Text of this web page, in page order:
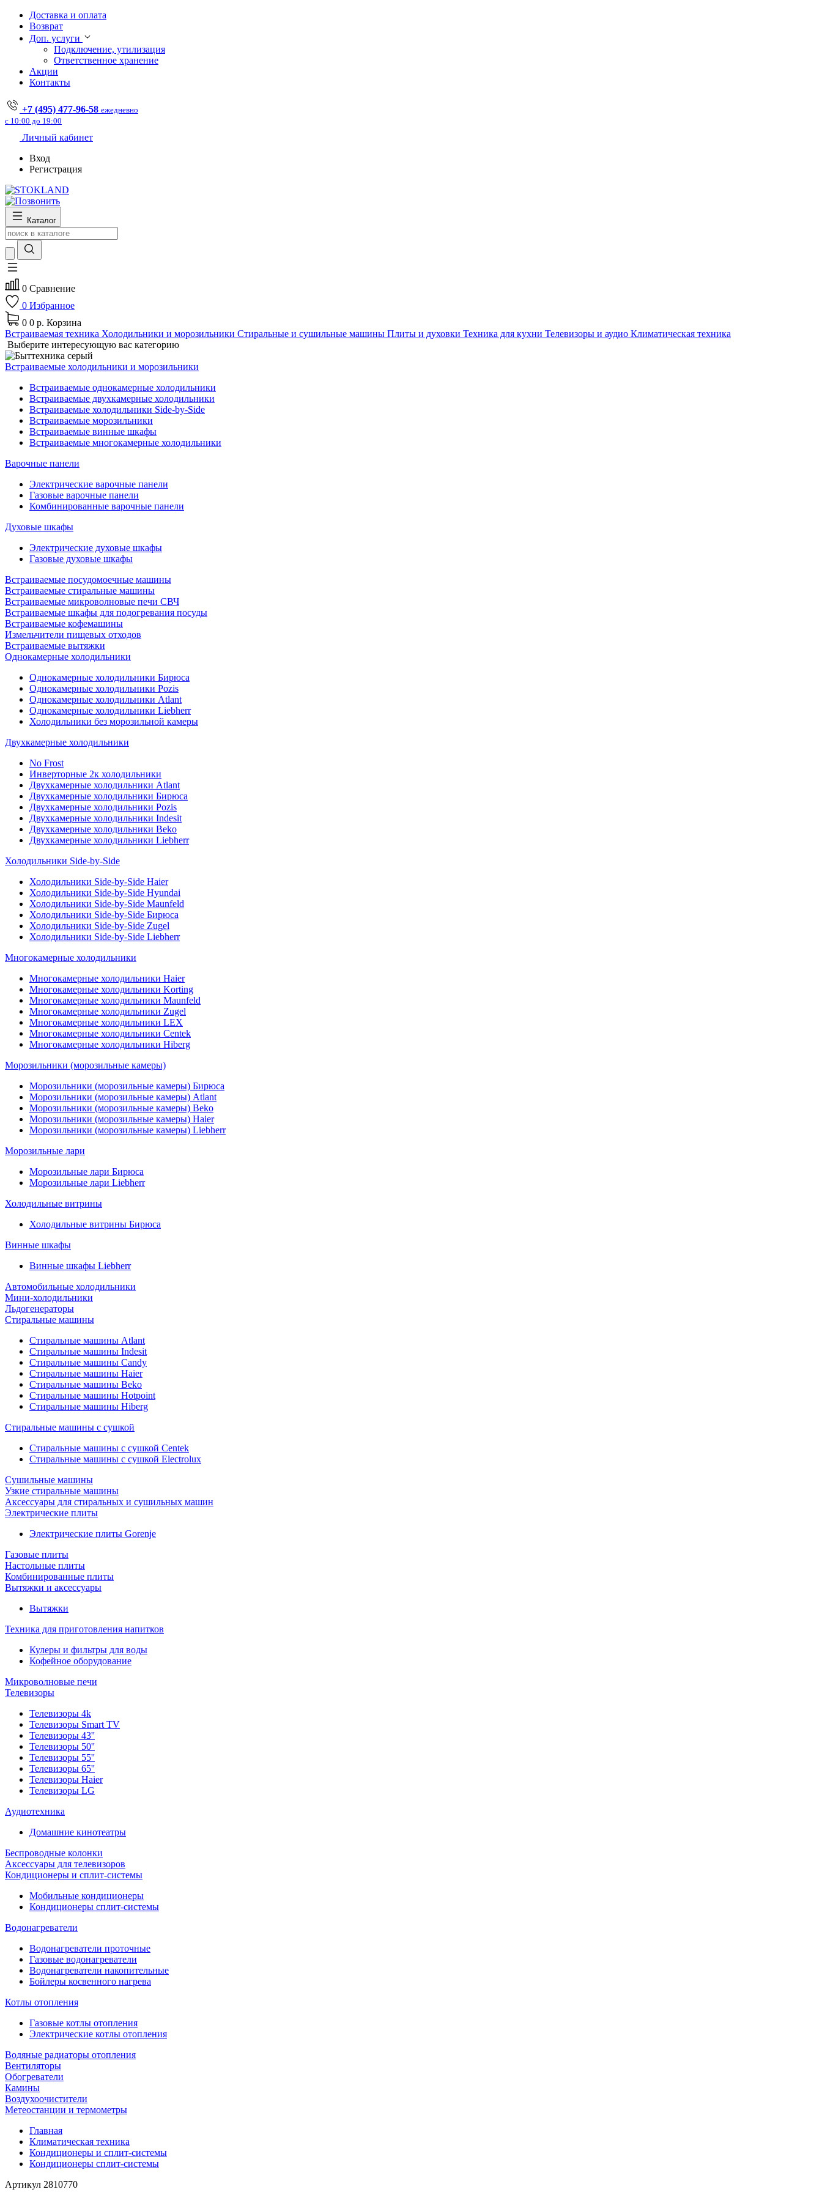
Доставка и оплата
Возврат
Доп. услуги
Подключение, утилизация
Ответственное хранение
Акции
Контакты
+7 (495) 477-96-58 ежедневно
с 10:00 до 19:00
Личный кабинет
Вход
Регистрация
Каталог
0 Сравнение
0 Избранное
0 0 р. Корзина
Встраиваемая техника Холодильники и морозильники Стиральные и сушильные машины Плиты и духовки Техника для кухни Телевизоры и аудио Климатическая техника
Выберите интересующую вас категорию
Встраиваемые холодильники и морозильники
Встраиваемые однокамерные холодильники
Встраиваемые двухкамерные холодильники
Встраиваемые холодильники Side-by-Side
Встраиваемые морозильники
Встраиваемые винные шкафы
Встраиваемые многокамерные холодильники
Варочные панели
Электрические варочные панели
Газовые варочные панели
Комбинированные варочные панели
Духовые шкафы
Электрические духовые шкафы
Газовые духовые шкафы
Встраиваемые посудомоечные машины
Встраиваемые стиральные машины
Встраиваемые микроволновые печи СВЧ
Встраиваемые шкафы для подогревания посуды
Встраиваемые кофемашины
Измельчители пищевых отходов
Встраиваемые вытяжки
Однокамерные холодильники
Однокамерные холодильники Бирюса
Однокамерные холодильники Pozis
Однокамерные холодильники Atlant
Однокамерные холодильники Liebherr
Холодильники без морозильной камеры
Двухкамерные холодильники
No Frost
Инверторные 2к холодильники
Двухкамерные холодильники Atlant
Двухкамерные холодильники Бирюса
Двухкамерные холодильники Pozis
Двухкамерные холодильники Indesit
Двухкамерные холодильники Beko
Двухкамерные холодильники Liebherr
Холодильники Side-by-Side
Холодильники Side-by-Side Haier
Холодильники Side-by-Side Hyundai
Холодильники Side-by-Side Maunfeld
Холодильники Side-by-Side Бирюса
Холодильники Side-by-Side Zugel
Холодильники Side-by-Side Liebherr
Многокамерные холодильники
Многокамерные холодильники Haier
Многокамерные холодильники Korting
Многокамерные холодильники Maunfeld
Многокамерные холодильники Zugel
Многокамерные холодильники LEX
Многокамерные холодильники Centek
Многокамерные холодильники Hiberg
Морозильники (морозильные камеры)
Морозильники (морозильные камеры) Бирюса
Морозильники (морозильные камеры) Atlant
Морозильники (морозильные камеры) Beko
Морозильники (морозильные камеры) Haier
Морозильники (морозильные камеры) Liebherr
Морозильные лари
Морозильные лари Бирюса
Морозильные лари Liebherr
Холодильные витрины
Холодильные витрины Бирюса
Винные шкафы
Винные шкафы Liebherr
Автомобильные холодильники
Мини-холодильники
Льдогенераторы
Стиральные машины
Стиральные машины Atlant
Стиральные машины Indesit
Стиральные машины Candy
Стиральные машины Haier
Стиральные машины Beko
Стиральные машины Hotpoint
Стиральные машины Hiberg
Стиральные машины с сушкой
Стиральные машины с сушкой Centek
Стиральные машины с сушкой Electrolux
Сушильные машины
Узкие стиральные машины
Аксессуары для стиральных и сушильных машин
Электрические плиты
Электрические плиты Gorenje
Газовые плиты
Настольные плиты
Комбинированные плиты
Вытяжки и аксессуары
Вытяжки
Техника для приготовления напитков
Кулеры и фильтры для воды
Кофейное оборудование
Микроволновые печи
Телевизоры
Телевизоры 4k
Телевизоры Smart TV
Телевизоры 43''
Телевизоры 50''
Телевизоры 55''
Телевизоры 65''
Телевизоры Haier
Телевизоры LG
Аудиотехника
Домашние кинотеатры
Беспроводные колонки
Аксессуары для телевизоров
Кондиционеры и сплит-системы
Мобильные кондиционеры
Кондиционеры сплит-системы
Водонагреватели
Водонагреватели проточные
Газовые водонагреватели
Водонагреватели накопительные
Бойлеры косвенного нагрева
Котлы отопления
Газовые котлы отопления
Электрические котлы отопления
Водяные радиаторы отопления
Вентиляторы
Обогреватели
Камины
Воздухоочистители
Метеостанции и термометры
Главная
Климатическая техника
Кондиционеры и сплит-системы
Кондиционеры сплит-системы
Артикул 2810770